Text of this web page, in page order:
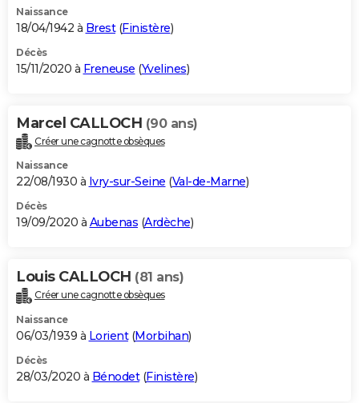
Naissance
18/04/1942 à Brest(Finistère)
Décès
15/11/2020 à Freneuse (Yvelines)
Marcel CALLOCH (90 ans)
Créer une cagnotte obsèques
Naissance
22/08/1930 à Ivry-sur-Seine (Val-de-Marne)
Décès
19/09/2020 à Aubenas (Ardèche)
Louis CALLOCH (81 ans)
Créer une cagnotte obsèques
Naissance
06/03/1939 à Lorient(Morbihan)
Décès
28/03/2020 à Bénodet(Finistère)